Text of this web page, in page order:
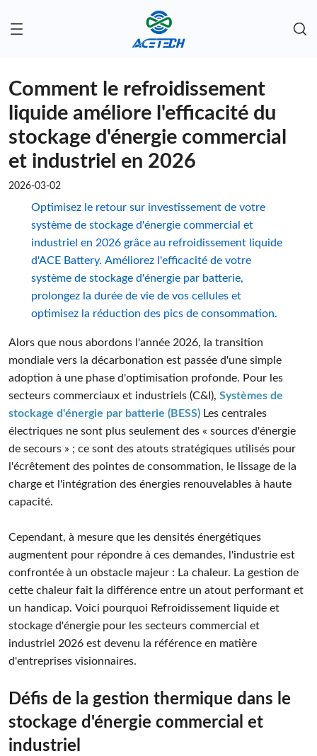
Comment le refroidissement
liquide améliore l'efficacité du
stockage d'énergie commercial
et industriel en 2026
2026-03-02
Optimisez le retour sur investissement de votre
système de stockage d'énergie commercial et
industriel en 2026 grâce au refroidissement liquide
d'ACE Battery. Améliorez l'efficacité de votre
système de stockage d'énergie par batterie,
prolongez la durée de vie de vos cellules et
optimisez la réduction des pics de consommation.
Alors que nous abordons l'année 2026, la transition
mondiale vers la décarbonation est passée d'une simple
adoption à une phase d'optimisation profonde. Pour les
secteurs commerciaux et industriels (C&I), Systèmes de
stockage d'énergie par batterie (BESS) Les centrales
électriques ne sont plus seulement des « sources d'énergie
de secours » ; ce sont des atouts stratégiques utilisés pour
l'écrêtement des pointes de consommation, le lissage de la
charge et l'intégration des énergies renouvelables à haute
capacité.
Cependant, à mesure que les densités énergétiques
augmentent pour répondre à ces demandes, l'industrie est
confrontée à un obstacle majeur : La chaleur. La gestion de
cette chaleur fait la différence entre un atout performant et
un handicap. Voici pourquoi Refroidissement liquide et
stockage d'énergie pour les secteurs commercial et
industriel 2026 est devenu la référence en matière
d'entreprises visionnaires.
Défis de la gestion thermique dans le
stockage d'énergie commercial et
industriel